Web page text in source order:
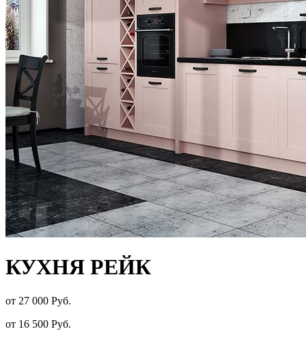
КУХНЯ РЕЙК
от 27 000 Руб.
от 16 500 Руб.